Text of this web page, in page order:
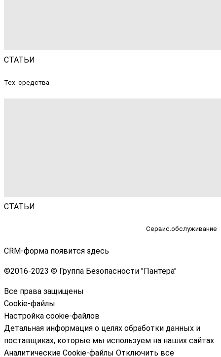
СТАТЬИ
Тех. средства
СТАТЬИ
Сервис.обслуживание
CRM-форма появится здесь
©2016-2023 © Группа Безопасности "Пантера"
Все права защищены
Cookie-файлы
Настройка cookie-файлов
Детальная информация о целях обработки данных и
поставщиках, которые мы используем на наших сайтах
Аналитические Cookie-файлы Отключить все